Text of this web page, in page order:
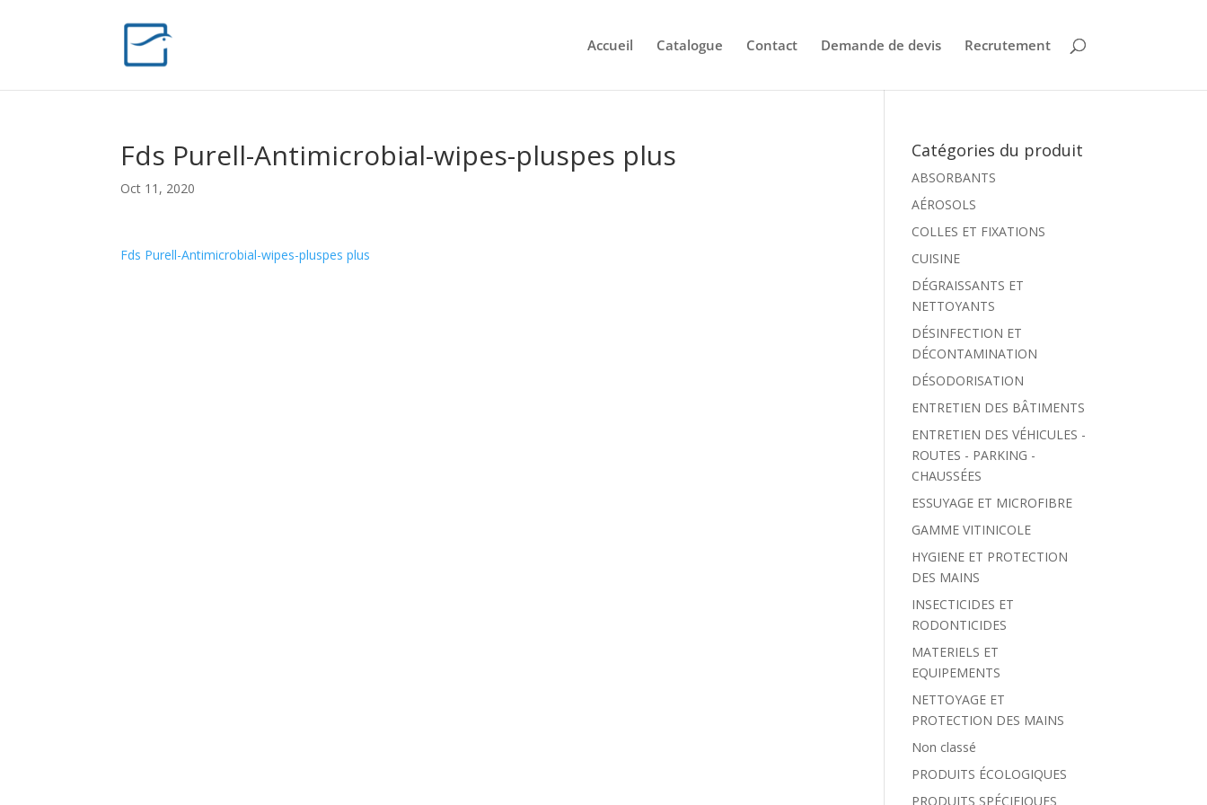
Accueil Catalogue Contact Demande de devis Recrutement
Fds Purell-Antimicrobial-wipes-pluspes plus
Oct 11, 2020
Fds Purell-Antimicrobial-wipes-pluspes plus
Catégories du produit
ABSORBANTS
AÉROSOLS
COLLES ET FIXATIONS
CUISINE
DÉGRAISSANTS ET
NETTOYANTS
DÉSINFECTION ET
DÉCONTAMINATION
DÉSODORISATION
ENTRETIEN DES BÂTIMENTS
ENTRETIEN DES VÉHICULES -
ROUTES - PARKING -
CHAUSSÉES
ESSUYAGE ET MICROFIBRE
GAMME VITINICOLE
HYGIENE ET PROTECTION
DES MAINS
INSECTICIDES ET
RODONTICIDES
MATERIELS ET
EQUIPEMENTS
NETTOYAGE ET
PROTECTION DES MAINS
Non classé
PRODUITS ÉCOLOGIQUES
PRODUITS SPÉCIFIQUES